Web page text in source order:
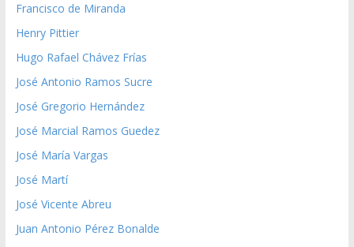
Francisco de Miranda
Henry Pittier
Hugo Rafael Chávez Frías
José Antonio Ramos Sucre
José Gregorio Hernández
José Marcial Ramos Guedez
José María Vargas
José Martí
José Vicente Abreu
Juan Antonio Pérez Bonalde